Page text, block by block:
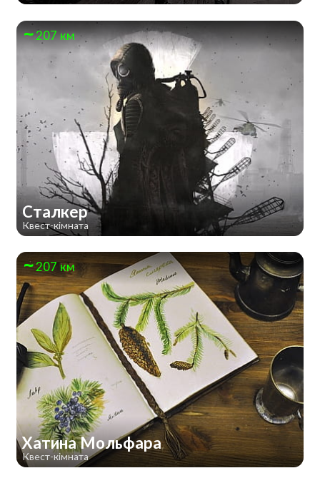
207 км
Сталкер
Квест-кімната
207 км
Хатина Мольфара
Квест-кімната